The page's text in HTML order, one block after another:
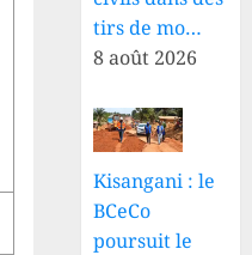
tirs de mo…
8 août 2026
Kisangani : le
BCeCo
poursuit le